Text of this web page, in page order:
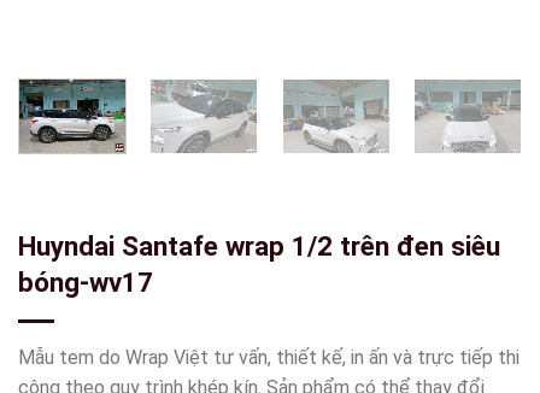
Huyndai Santafe wrap 1/2 trên đen siêu
bóng-wv17
Mẫu tem do Wrap Việt tư vấn, thiết kế, in ấn và trực tiếp thi
công theo quy trình khép kín. Sản phẩm có thể thay đổi